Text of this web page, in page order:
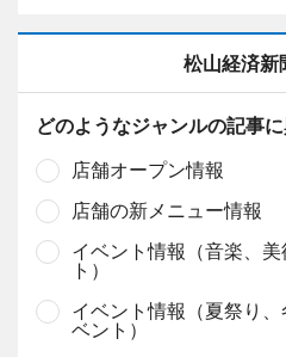
松山経済新
どのようなジャンルの記事
店舗オープン情報
店舗の新メニュー情報
イベント情報（音楽、
ト）
イベント情報（夏祭り
ベント）